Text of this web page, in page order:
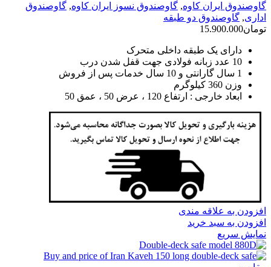
گاوصندوق ایران کاوه, گاوصندوق نسوز ایران کاوه, گاوصندوق
اداری, گاوصندوق دو طبقه
تومان15.900.000
دارای یک طبقه داخلی متحرک
10 عدد زبانه فولادی جهت قفل شدن درب
1 سال گارانتی و 10 سال خدمات پس از فروش
وزن 360 کیلوگرم
ابعاد خارجی : ارتفاع 120 ، عرض 50 ، عمق 50
افزودن به علاقه مندی
افزودن به سبد خرید
نمایش سریع